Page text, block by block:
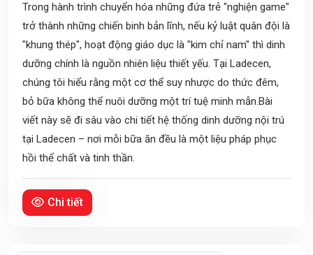
Trong hành trình chuyển hóa những đứa trẻ "nghiện game"
trở thành những chiến binh bản lĩnh, nếu kỷ luật quân đội là
"khung thép", hoạt động giáo dục là "kim chỉ nam" thì dinh
dưỡng chính là nguồn nhiên liệu thiết yếu. Tại Ladecen,
chúng tôi hiểu rằng một cơ thể suy nhược do thức đêm,
bỏ bữa không thể nuôi dưỡng một trí tuệ minh mẫn.Bài
viết này sẽ đi sâu vào chi tiết hệ thống dinh dưỡng nội trú
tại Ladecen – nơi mỗi bữa ăn đều là một liệu pháp phục
hồi thể chất và tinh thần.
Chi tiết